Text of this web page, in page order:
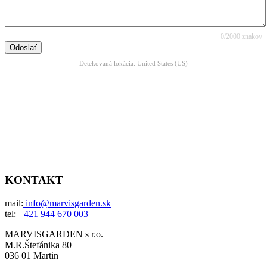
0/2000 znakov
Detekovaná lokácia: United States (US)
KONTAKT
mail: info@marvisgarden.sk
tel: +421 944 670 003
MARVISGARDEN s r.o.
M.R.Štefánika 80
036 01 Martin